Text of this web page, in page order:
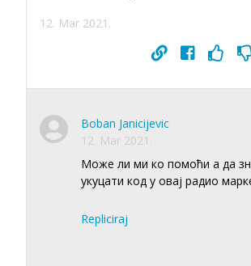
12. Mar 2021.
Boban Janicijevic
12. Mar 2021.
Може ли ми ко помоћи а да
укуцати код у овај радио
Repliciraj